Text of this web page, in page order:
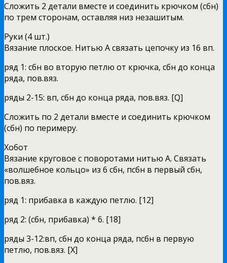
Сложить 2 детали вместе и соединить крючком (сбн)
по трем сторонам, оставляя низ незашитым.
Руки (4 шт.)
Вязание плоское. Нитью A связать цепочку из 16 вп.
ряд 1: сбн во вторую петлю от крючка, сбн до конца
ряда, пов.вяз.
ряды 2-15: вп, сбн до конца ряда, пов.вяз. [Q]
Сложить по 2 детали вместе и соединить крючком
(сбн) по перимеру.
Хобот
Вязание круговое с поворотами нитью А. Связать
«волшебное кольцо» из 6 сбн, псбн в первый сбн,
пов.вяз.
ряд 1: прибавка в каждую петлю. [12]
ряд 2: (сбн, прибавка) * 6. [18]
ряды 3-12:вп, сбн до конца ряда, псбн в первую
петлю, пов.вяз. [X]